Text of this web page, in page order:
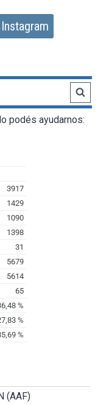
Instagram
podés ayudarnos:
(AAF)